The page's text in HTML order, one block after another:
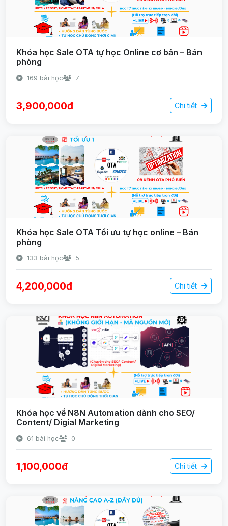
Khóa học Sale OTA tự học Online cơ bản – Bán
phòng
169 bài học 7
3,900,000đ Chi tiết
Khóa học Sale OTA Tối ưu tự học online – Bán
phòng
133 bài học 5
4,200,000đ Chi tiết
Khóa học về N8N Automation dành cho SEO/
Content/ Digial Marketing
61 bài học 0
1,100,000đ Chi tiết